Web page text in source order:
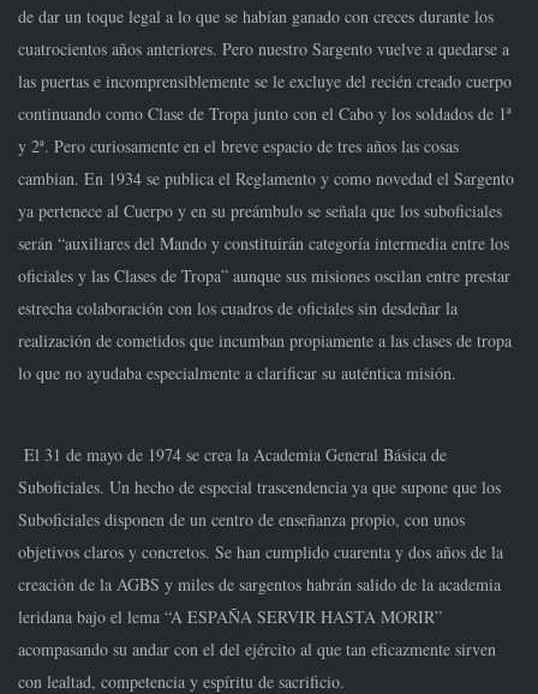
de dar un toque legal a lo que se habían ganado con creces durante los
cuatrocientos años anteriores. Pero nuestro Sargento vuelve a quedarse a
las puertas e incomprensiblemente se le excluye del recién creado cuerpo
continuando como Clase de Tropa junto con el Cabo y los soldados de 1ª
y 2ª. Pero curiosamente en el breve espacio de tres años las cosas
cambian. En 1934 se publica el Reglamento y como novedad el Sargento
ya pertenece al Cuerpo y en su preámbulo se señala que los suboficiales
serán “auxiliares del Mando y constituirán categoría intermedia entre los
oficiales y las Clases de Tropa” aunque sus misiones oscilan entre prestar
estrecha colaboración con los cuadros de oficiales sin desdeñar la
realización de cometidos que incumban propiamente a las clases de tropa
lo que no ayudaba especialmente a clarificar su auténtica misión.
El 31 de mayo de 1974 se crea la Academia General Básica de
Suboficiales. Un hecho de especial trascendencia ya que supone que los
Suboficiales disponen de un centro de enseñanza propio, con unos
objetivos claros y concretos. Se han cumplido cuarenta y dos años de la
creación de la AGBS y miles de sargentos habrán salido de la academia
leridana bajo el lema “A ESPAÑA SERVIR HASTA MORIR”
acompasando su andar con el del ejército al que tan eficazmente sirven
con lealtad, competencia y espíritu de sacrificio.